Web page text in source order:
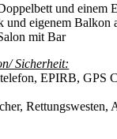
und einem
und eigenem Balkon
mit Bar
Sicherheit:
EPIRB, GPS
Rettungswesten,